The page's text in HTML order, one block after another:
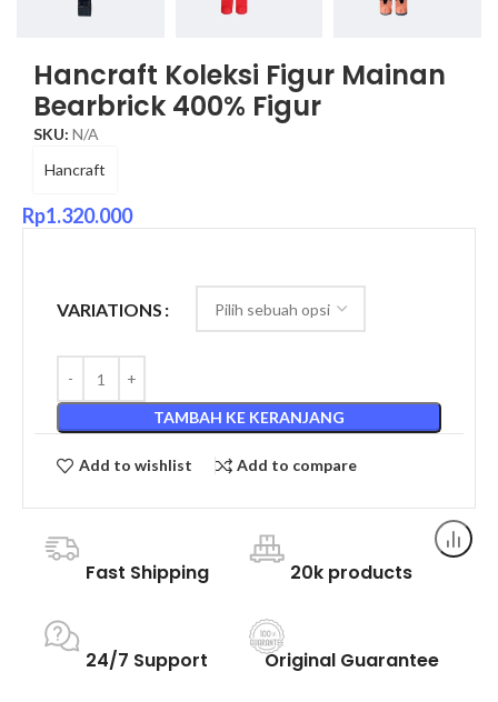
Hancraft Koleksi Figur Mainan
Bearbrick 400% Figur
SKU: N/A
Hancraft
Rp1.320.000
VARIATIONS
TAMBAH KE KERANJANG
Add to wishlist Add to compare
Fast Shipping 20k products
24/7 Support Original Guarantee